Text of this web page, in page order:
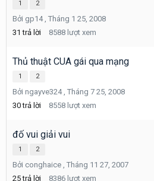
1 2
Bởi gp14, Tháng 1 25, 2008
31 trả lời 8588 lượt xem
Thủ thuật CUA gái qua mạng
1 2
Bởi ngayve324, Tháng 7 25, 2008
30 trả lời 8558 lượt xem
đố vui giải vui
1 2
Bởi conghaice , Tháng 11 27, 2007
25 trả lời 8386 lượt xem